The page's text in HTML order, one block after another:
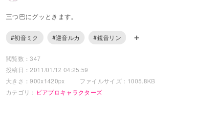
三つ巴にグッときます。
#初音ミク #巡音ルカ #鏡音リン
閲覧数：347
投稿日：2011/01/12 04:25:59
大きさ：900x1420px
ファイルサイズ：1005.8KB
カテゴリ： ピアプロキャラクターズ